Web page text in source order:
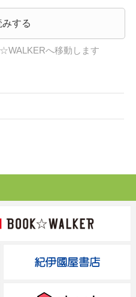
する
へ移動します